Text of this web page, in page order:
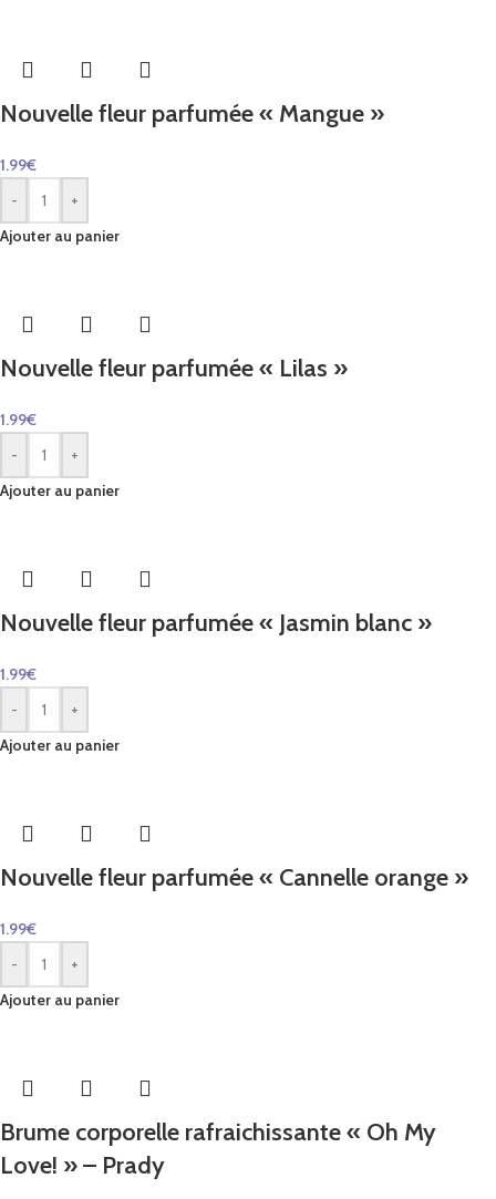
Nouvelle fleur parfumée « Mangue »
1.99€
-
+
Ajouter au panier
Nouvelle fleur parfumée « Lilas »
1.99€
-
+
Ajouter au panier
Nouvelle fleur parfumée « Jasmin blanc »
1.99€
-
+
Ajouter au panier
Nouvelle fleur parfumée « Cannelle orange »
1.99€
-
+
Ajouter au panier
Brume corporelle rafraichissante « Oh My
Love! » – Prady